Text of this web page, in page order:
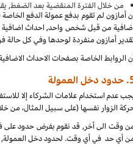
منخلال الفترة المنقضية بعد الضغط,
أمازون لم تقوم بدفع عمولة الدفع
من قبل شخص واحد, احداث اضافية
أمازون منفردة لوحدها وفي كل حالة
الروابط الخاصة بصفحات الاحداث
حدود دخل العمولة
عدم استخدام علامات الشركاء إلا
الزوار نفسها (على سبيل المثال، من
وقت الى أخر, قد نقوم بفرض حدود على
أي حد في أي وقت. لحدود دخل العمولة,